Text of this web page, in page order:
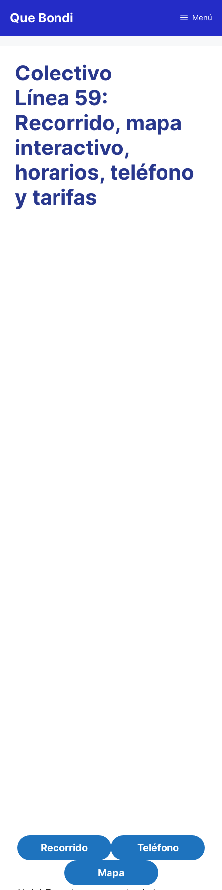
Que Bondi Menú
Colectivo
Línea 59:
Recorrido, mapa
interactivo,
horarios, teléfono
y tarifas
Recorrido Teléfono
Mapa